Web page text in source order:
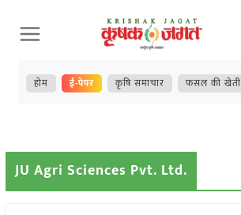
Skip
to
content
होम ई-पेपर कृषि समाचार फसल की खेती
JU Agri Sciences Pvt. Ltd.